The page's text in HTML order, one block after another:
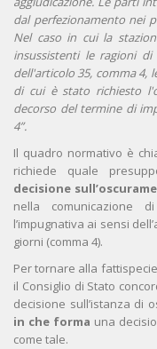
dal perfezionamento nei
Nel caso in cui la
insussistenti le ragioni di
dell'articolo 35, comma 4,
di cui è stato richiesto
decorso del termine di
4”.
Il quadro normativo è
richiede quale
decisione
nella comunicazione
l’impugnativa ai sensi
giorni (comma 4).
Per tornare alla
il Consiglio di Stato
decisione sull’istanza di
in che forma una
come tale.